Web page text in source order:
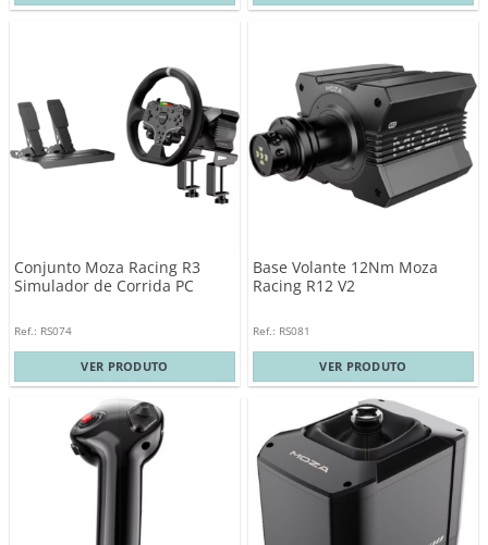
Conjunto Moza Racing R3
Simulador de Corrida PC
Ref.: RS074
VER PRODUTO
Base Volante 12Nm Moza
Racing R12 V2
Ref.: RS081
VER PRODUTO